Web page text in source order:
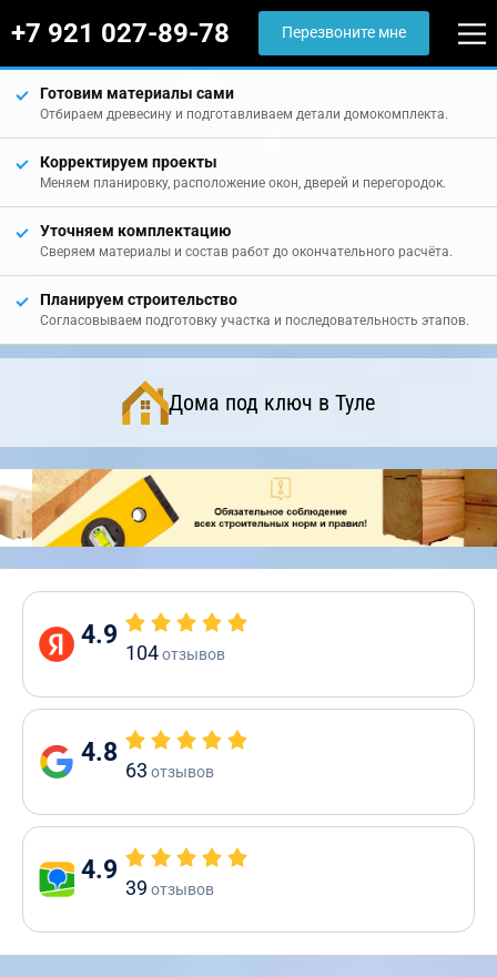
+7 921 027-89-78 Перезвоните мне
Готовим материалы сами
Отбираем древесину и подготавливаем детали домокомплекта.
Корректируем проекты
Меняем планировку, расположение окон, дверей и перегородок.
Уточняем комплектацию
Сверяем материалы и состав работ до окончательного расчёта.
Планируем строительство
Согласовываем подготовку участка и последовательность этапов.
Дома под ключ в Туле
4.9
104отзывов
4.8
63 отзывов
4.9
39 отзывов